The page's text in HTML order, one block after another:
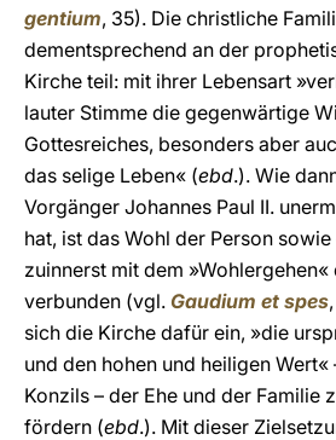
gentium, 35). Die christliche
dementsprechend an der
Kirche teil: mit ihrer Lebensart
lauter Stimme die gegenwärtige
Gottesreiches, besonders aber
das selige Leben« (ebd.). Wie
Vorgänger Johannes Paul II.
hat, ist das Wohl der Person
zuinnerst mit dem »Wohlergehen«
verbunden (vgl. Gaudium et spes
sich die Kirche dafür ein, »die
und den hohen und heiligen
Konzils – der Ehe und der Familie
fördern (ebd.). Mit dieser